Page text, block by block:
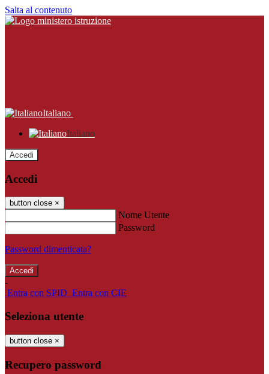
Salta al contenuto
Italiano
Italiano
Accedi
Accedi
button close ×
Nome Utente
Password
Password dimenticata?
-
Entra con SPID Entra con CIE
Seleziona utente
button close ×
Recupero password